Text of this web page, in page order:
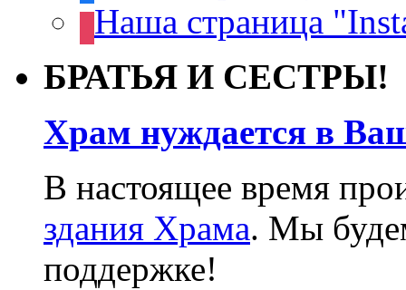
Наша страница
БРАТЬЯ И СЕСТРЫ!
Храм нуждается в
В настоящее время
здания Храма. Мы
поддержке!